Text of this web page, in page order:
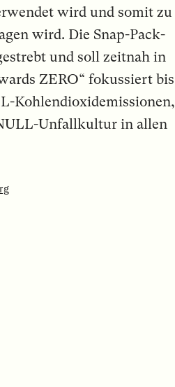
wird und somit zu
wird. Die Snap-Pack-
und soll zeitnah in
ZERO“ fokussiert bis
Kohlendioxidemissionen,
Unfallkultur in allen